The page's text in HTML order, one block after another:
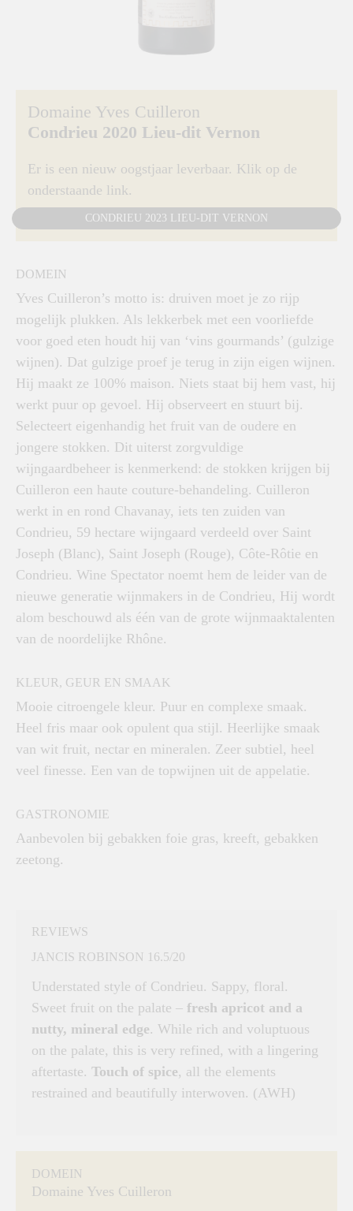
Domaine Yves Cuilleron
Condrieu 2020 Lieu-dit Vernon
Er is een nieuw oogstjaar leverbaar. Klik op de
onderstaande link.
CONDRIEU 2023 LIEU-DIT VERNON
DOMEIN
Yves Cuilleron’s motto is: druiven moet je zo rijp
mogelijk plukken. Als lekkerbek met een voorliefde
voor goed eten houdt hij van ‘vins gourmands’ (gulzige
wijnen). Dat gulzige proef je terug in zijn eigen wijnen.
Hij maakt ze 100% maison. Niets staat bij hem vast, hij
werkt puur op gevoel. Hij observeert en stuurt bij.
Selecteert eigenhandig het fruit van de oudere en
jongere stokken. Dit uiterst zorgvuldige
wijngaardbeheer is kenmerkend: de stokken krijgen bij
Cuilleron een haute couture-behandeling. Cuilleron
werkt in en rond Chavanay, iets ten zuiden van
Condrieu, 59 hectare wijngaard verdeeld over Saint
Joseph (Blanc), Saint Joseph (Rouge), Côte-Rôtie en
Condrieu. Wine Spectator noemt hem de leider van de
nieuwe generatie wijnmakers in de Condrieu, Hij wordt
alom beschouwd als één van de grote wijnmaaktalenten
van de noordelijke Rhône.
KLEUR, GEUR EN SMAAK
Mooie citroengele kleur. Puur en complexe smaak.
Heel fris maar ook opulent qua stijl. Heerlijke smaak
van wit fruit, nectar en mineralen. Zeer subtiel, heel
veel finesse. Een van de topwijnen uit de appelatie.
GASTRONOMIE
Aanbevolen bij gebakken foie gras, kreeft, gebakken
zeetong.
REVIEWS
JANCIS ROBINSON 16.5/20
Understated style of Condrieu. Sappy, floral.
Sweet fruit on the palate – fresh apricot and a
nutty, mineral edge. While rich and voluptuous
on the palate, this is very refined, with a lingering
aftertaste. Touch of spice, all the elements
restrained and beautifully interwoven. (AWH)
DOMEIN
Domaine Yves Cuilleron